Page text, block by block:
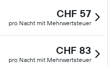
CHF 57
pro Nacht mit Mehrwertsteuer
CHF 83
pro Nacht mit Mehrwertsteuer